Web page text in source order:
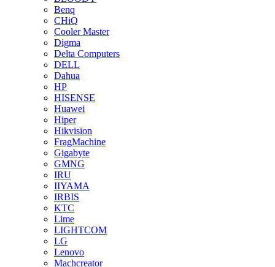
Benq
CHiQ
Cooler Master
Digma
Delta Computers
DELL
Dahua
HP
HISENSE
Huawei
Hiper
Hikvision
FragMachine
Gigabyte
GMNG
IRU
IIYAMA
IRBIS
KTC
Lime
LIGHTCOM
LG
Lenovo
Machcreator